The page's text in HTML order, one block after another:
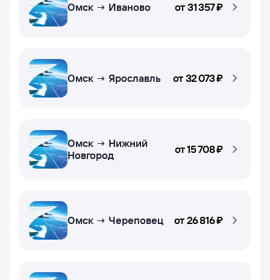
Омск → Иваново от31 ⁠357 ⁠₽
Омск → Ярославль от32 ⁠073 ⁠₽
Омск → Нижний
Новгород
от15 ⁠708 ⁠₽
Омск → Череповец от26 ⁠816 ⁠₽